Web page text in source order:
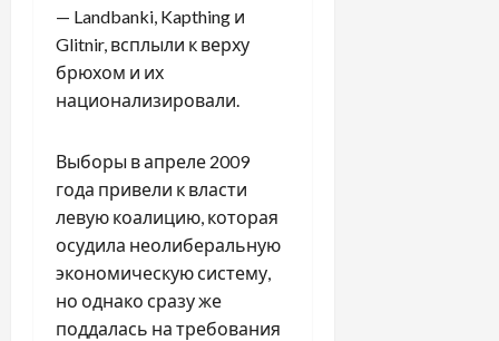
— Landbanki, Kapthing и
Glitnir, всплыли к верху
брюхом и их
национализировали.
Выборы в апреле 2009
года привели к власти
левую коалицию, которая
осудила неолиберальную
экономическую систему,
но однако сразу же
поддалась на требования